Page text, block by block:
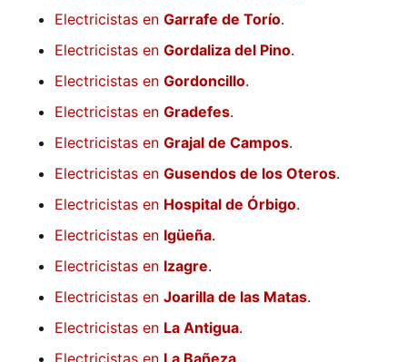
Electricistas en Garrafe de Torío.
Electricistas en Gordaliza del Pino.
Electricistas en Gordoncillo.
Electricistas en Gradefes.
Electricistas en Grajal de Campos.
Electricistas en Gusendos de los Oteros.
Electricistas en Hospital de Órbigo.
Electricistas en Igüeña.
Electricistas en Izagre.
Electricistas en Joarilla de las Matas.
Electricistas en La Antigua.